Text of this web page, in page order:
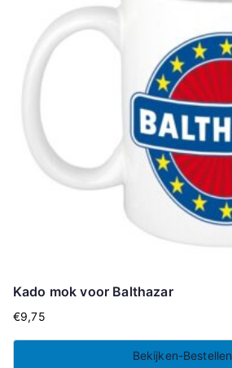
Kado mok voor Balthazar
€9,75
Bekijken-Bestellen